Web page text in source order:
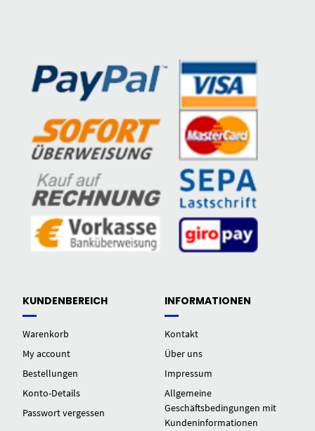
KUNDENBEREICH
Warenkorb
My account
Bestellungen
Konto-Details
Passwort vergessen
INFORMATIONEN
Kontakt
Über uns
Impressum
Allgemeine
Geschäftsbedingungen mit
Kundeninformationen